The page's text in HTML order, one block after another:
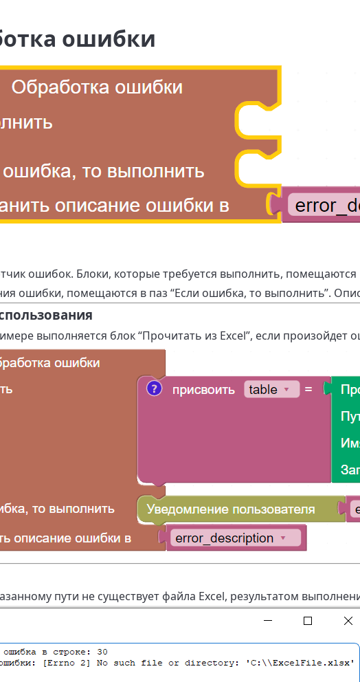
ошибки
ошибок. Блоки, которые требуется выполнить, помещаются
ошибки, помещаются в паз “Если ошибка, то выполнить”.
выполняется блок “Прочитать из Excel”, если
пути не существует файла Excel, результатом